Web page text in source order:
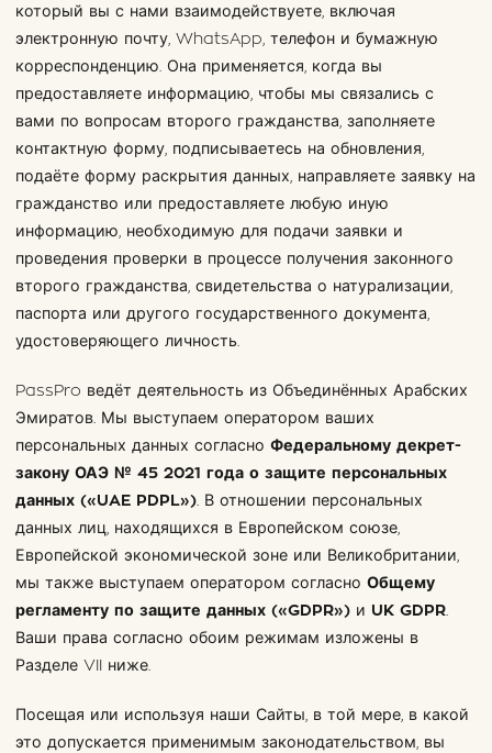
который вы с нами взаимодействуете, включая
электронную почту, WhatsApp, телефон и бумажную
корреспонденцию. Она применяется, когда вы
предоставляете информацию, чтобы мы связались с
вами по вопросам второго гражданства, заполняете
контактную форму, подписываетесь на обновления,
подаёте форму раскрытия данных, направляете заявку на
гражданство или предоставляете любую иную
информацию, необходимую для подачи заявки и
проведения проверки в процессе получения законного
второго гражданства, свидетельства о натурализации,
паспорта или другого государственного документа,
удостоверяющего личность.
PassPro ведёт деятельность из Объединённых Арабских
Эмиратов. Мы выступаем оператором ваших
персональных данных согласно Федеральному декрет-
закону ОАЭ № 45 2021 года о защите персональных
данных («UAE PDPL»). В отношении персональных
данных лиц, находящихся в Европейском союзе,
Европейской экономической зоне или Великобритании,
мы также выступаем оператором согласно Общему
регламенту по защите данных («GDPR»)и UK GDPR.
Ваши права согласно обоим режимам изложены в
Разделе VII ниже.
Посещая или используя наши Сайты, в той мере, в какой
это допускается применимым законодательством, вы